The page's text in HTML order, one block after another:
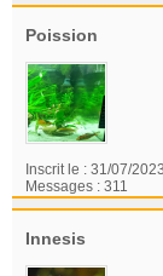
Poission
Inscrit le : 31/07/2023
Messages : 311
Innesis